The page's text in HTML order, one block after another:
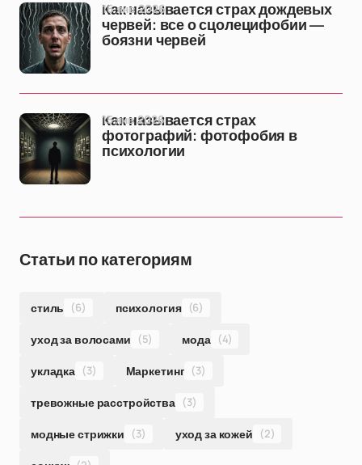
Как называется страх дождевых
червей: все о сцолецифобии —
боязни червей
16 янв 2026
Как называется страх
фотографий: фотофобия в
психологии
15 янв 2026
Статьи по категориям
стиль (6) психология (6)
уход за волосами (5) мода (4)
укладка (3) Маркетинг (3)
тревожные расстройства (3)
модные стрижки (3) уход за кожей (2)